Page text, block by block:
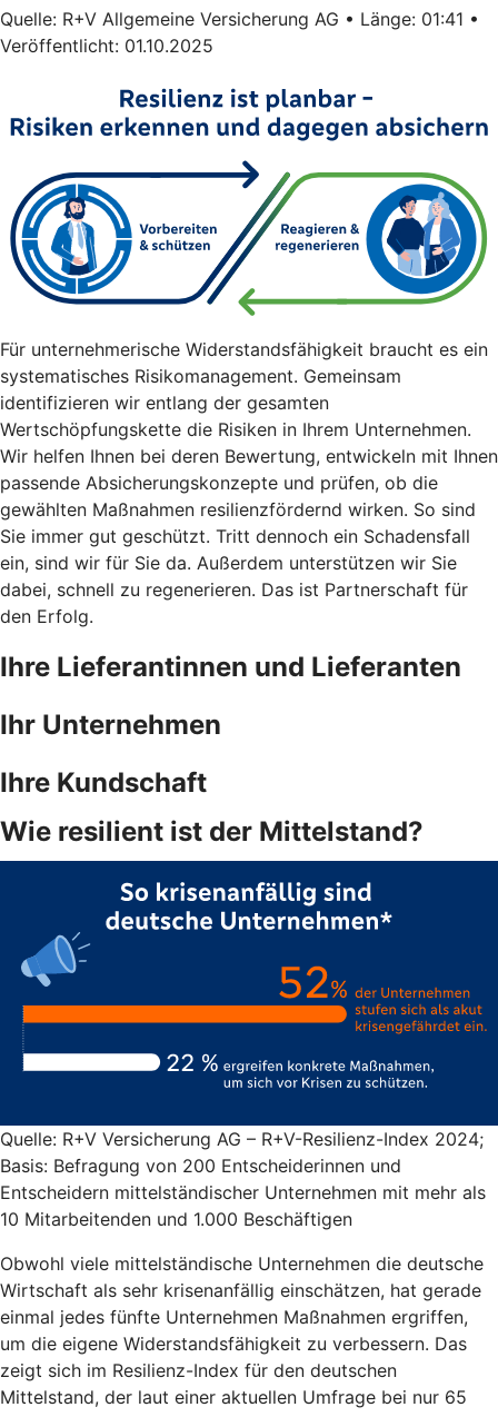
Quelle: R+V Allgemeine Versicherung AG • Länge: 01:41 •
Veröffentlicht: 01.10.2025
Für unternehmerische Widerstandsfähigkeit braucht es ein
systematisches Risikomanagement. Gemeinsam
identifizieren wir entlang der gesamten
Wertschöpfungskette die Risiken in Ihrem Unternehmen.
Wir helfen Ihnen bei deren Bewertung, entwickeln mit Ihnen
passende Absicherungskonzepte und prüfen, ob die
gewählten Maßnahmen resilienzfördernd wirken. So sind
Sie immer gut geschützt. Tritt dennoch ein Schadensfall
ein, sind wir für Sie da. Außerdem unterstützen wir Sie
dabei, schnell zu regenerieren. Das ist Partnerschaft für
den Erfolg.
Ihre Lieferantinnen und Lieferanten
Ihr Unternehmen
Ihre Kundschaft
Wie resilient ist der Mittelstand?
Quelle: R+V Versicherung AG – R+V-Resilienz-Index 2024;
Basis: Befragung von 200 Entscheiderinnen und
Entscheidern mittelständischer Unternehmen mit mehr als
10 Mitarbeitenden und 1.000 Beschäftigen
Obwohl viele mittelständische Unternehmen die deutsche
Wirtschaft als sehr krisenanfällig einschätzen, hat gerade
einmal jedes fünfte Unternehmen Maßnahmen ergriffen,
um die eigene Widerstandsfähigkeit zu verbessern. Das
zeigt sich im Resilienz-Index für den deutschen
Mittelstand, der laut einer aktuellen Umfrage bei nur 65